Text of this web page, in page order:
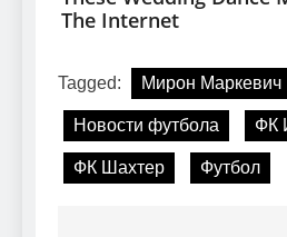
Tagged: Мирон Маркевич
Новости футбола ФК
ФК Шахтер Футбол